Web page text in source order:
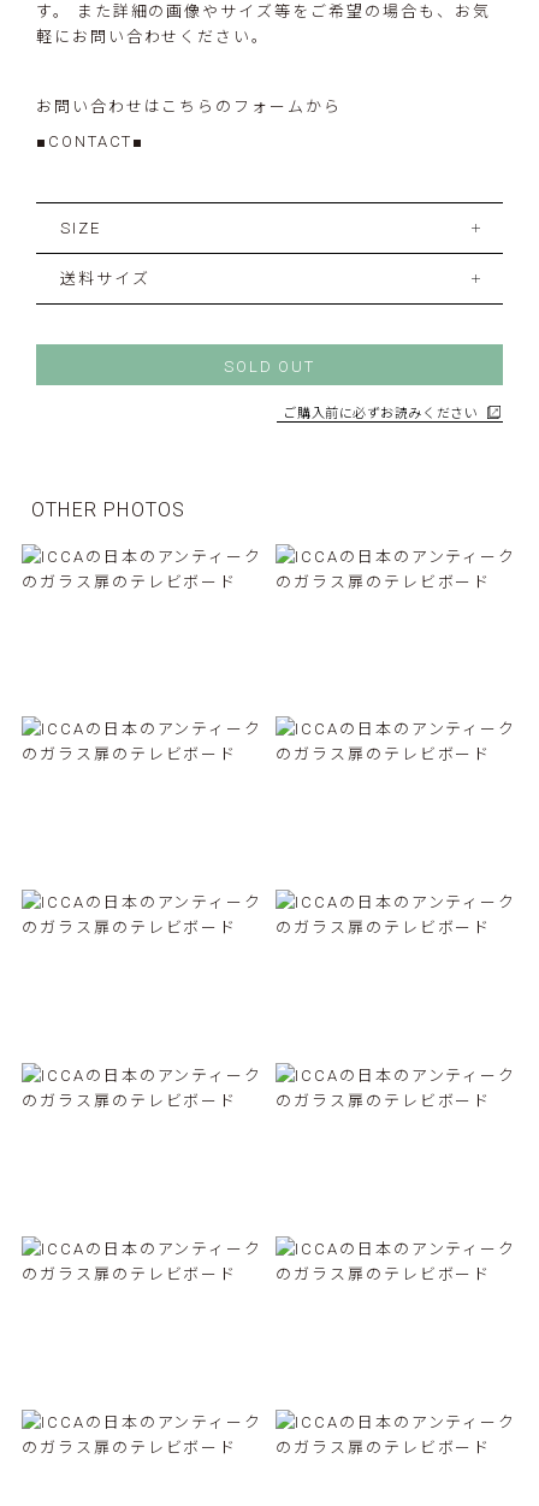
す。 また詳細の画像やサイズ等をご希望の場合も、お気
軽にお問い合わせください。
お問い合わせはこちらのフォームから
■CONTACT■
SIZE
送料サイズ
SOLD OUT
ご購入前に必ずお読みください
OTHER PHOTOS